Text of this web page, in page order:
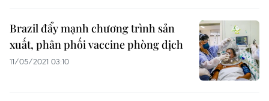
Brazil đẩy mạnh chương trình sản
xuất, phân phối vaccine phòng dịch
11/05/2021 03:10